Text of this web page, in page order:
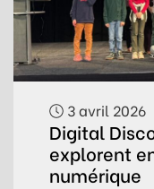
3 avril 2026
Digital
explorent
numérique